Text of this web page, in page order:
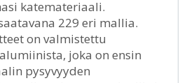
katemateriaali.
229 eri mallia.
on valmistettu
joka on ensin
pysyvyyden